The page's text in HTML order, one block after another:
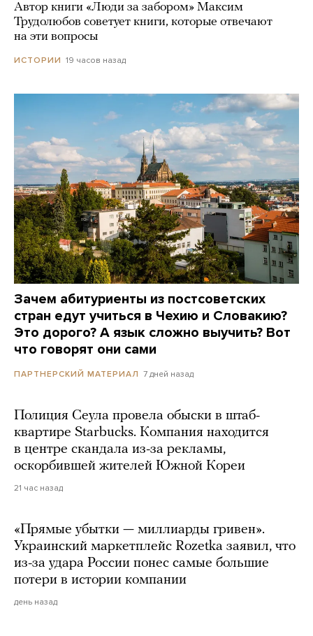
Автор книги «Люди за забором» Максим
Трудолюбов советует книги, которые отвечают
на эти вопросы
ИСТОРИИ 19 часов назад
Зачем абитуриенты из постсоветских
стран едут учиться в Чехию и Словакию?
Это дорого? А язык сложно выучить? Вот
что говорят они сами
ПАРТНЕРСКИЙ МАТЕРИАЛ 7 дней назад
Полиция Сеула провела обыски в штаб-
квартире Starbucks. Компания находится
в центре скандала из-за рекламы,
оскорбившей жителей Южной Кореи
21 час назад
«Прямые убытки — миллиарды гривен».
Украинский маркетплейс Rozetka заявил, что
из-за удара России понес самые большие
потери в истории компании
день назад